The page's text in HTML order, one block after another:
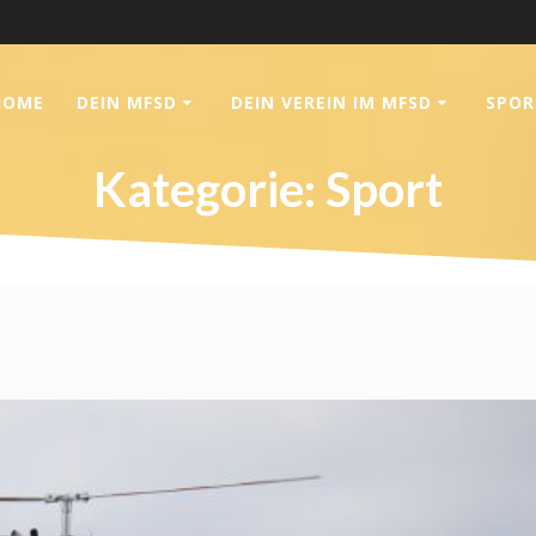
DEIN MFSD DEIN VEREIN IM MFSD
Kategorie: Sport